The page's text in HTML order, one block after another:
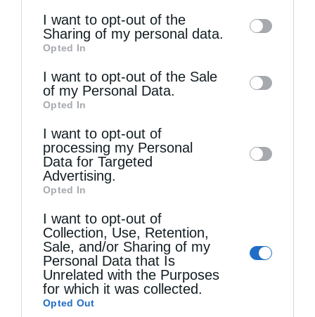
information by third parties on the IAB’s list
of downstream participants. This
information may also be disclosed by us to
third parties on theIAB’s List of
Downstream Participants
disclose it to other third parties.
I want to opt-out of the
Sharing of my personal data.
Opted In
I want to opt-out of the Sale
of my Personal Data.
Opted In
I want to opt-out of
processing my Personal
Data for Targeted
Advertising.
Opted In
I want to opt-out of
Collection, Use, Retention,
Sale, and/or Sharing of my
Personal Data that Is
Unrelated with the Purposes
for which it was collected.
Opted Out
Τελευταία άρθρα
Κακό και εκδίκηση
Χειροτονία Διακόνου από τον Αρχιεπίσκοπο
Αυστραλίας στην Ιερά Επισκοπή Χώρας
Δημητριάδος Ιγνάτιος: «Ο Χριστός μάς έδειξε το